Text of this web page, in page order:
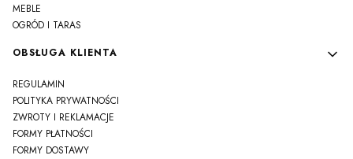
MEBLE
OGRÓD I TARAS
OBSŁUGA KLIENTA
REGULAMIN
POLITYKA PRYWATNOŚCI
ZWROTY I REKLAMACJE
FORMY PŁATNOŚCI
FORMY DOSTAWY